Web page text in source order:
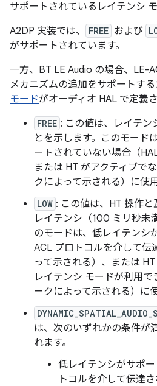
サポートされているレイテンシ
A2DP 実装では、
FREE および
がサポートされています。
一方、BT LE Audio の場合、LE-
メカニズムの追加をサポートす
モードがオーディオ HAL で定義
FREE : この値は、レイテン
とを示します。このモード
ートされていない場合（
または HT がアクティブで
クによって示される）に使
LOW : この値は、HT 操作
レイテンシ（100 ミリ秒未
のモードは、低レイテンシ
ACL プロトコルを介して伝
って示される）、または
レイテンシ モードが利用
ークによって示される）に
は、次のいずれかの条件が
れます。
低レイテンシがサポ
トコルを介して伝達